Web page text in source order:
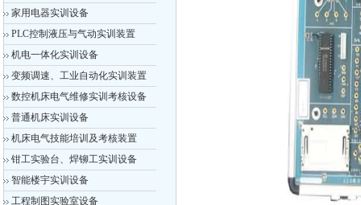
家用电器实训设备
PLC控制液压与气动实训装置
机电一体化实训设备
变频调速、工业自动化实训装置
数控机床电气维修实训考核设备
普通机床实训设备
机床电气技能培训及考核装置
钳工实验台、焊铆工实训设备
智能楼宇实训设备
工程制图实验室设备